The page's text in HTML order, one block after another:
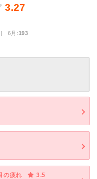
3.27
6月:193
の疲れ
3.5